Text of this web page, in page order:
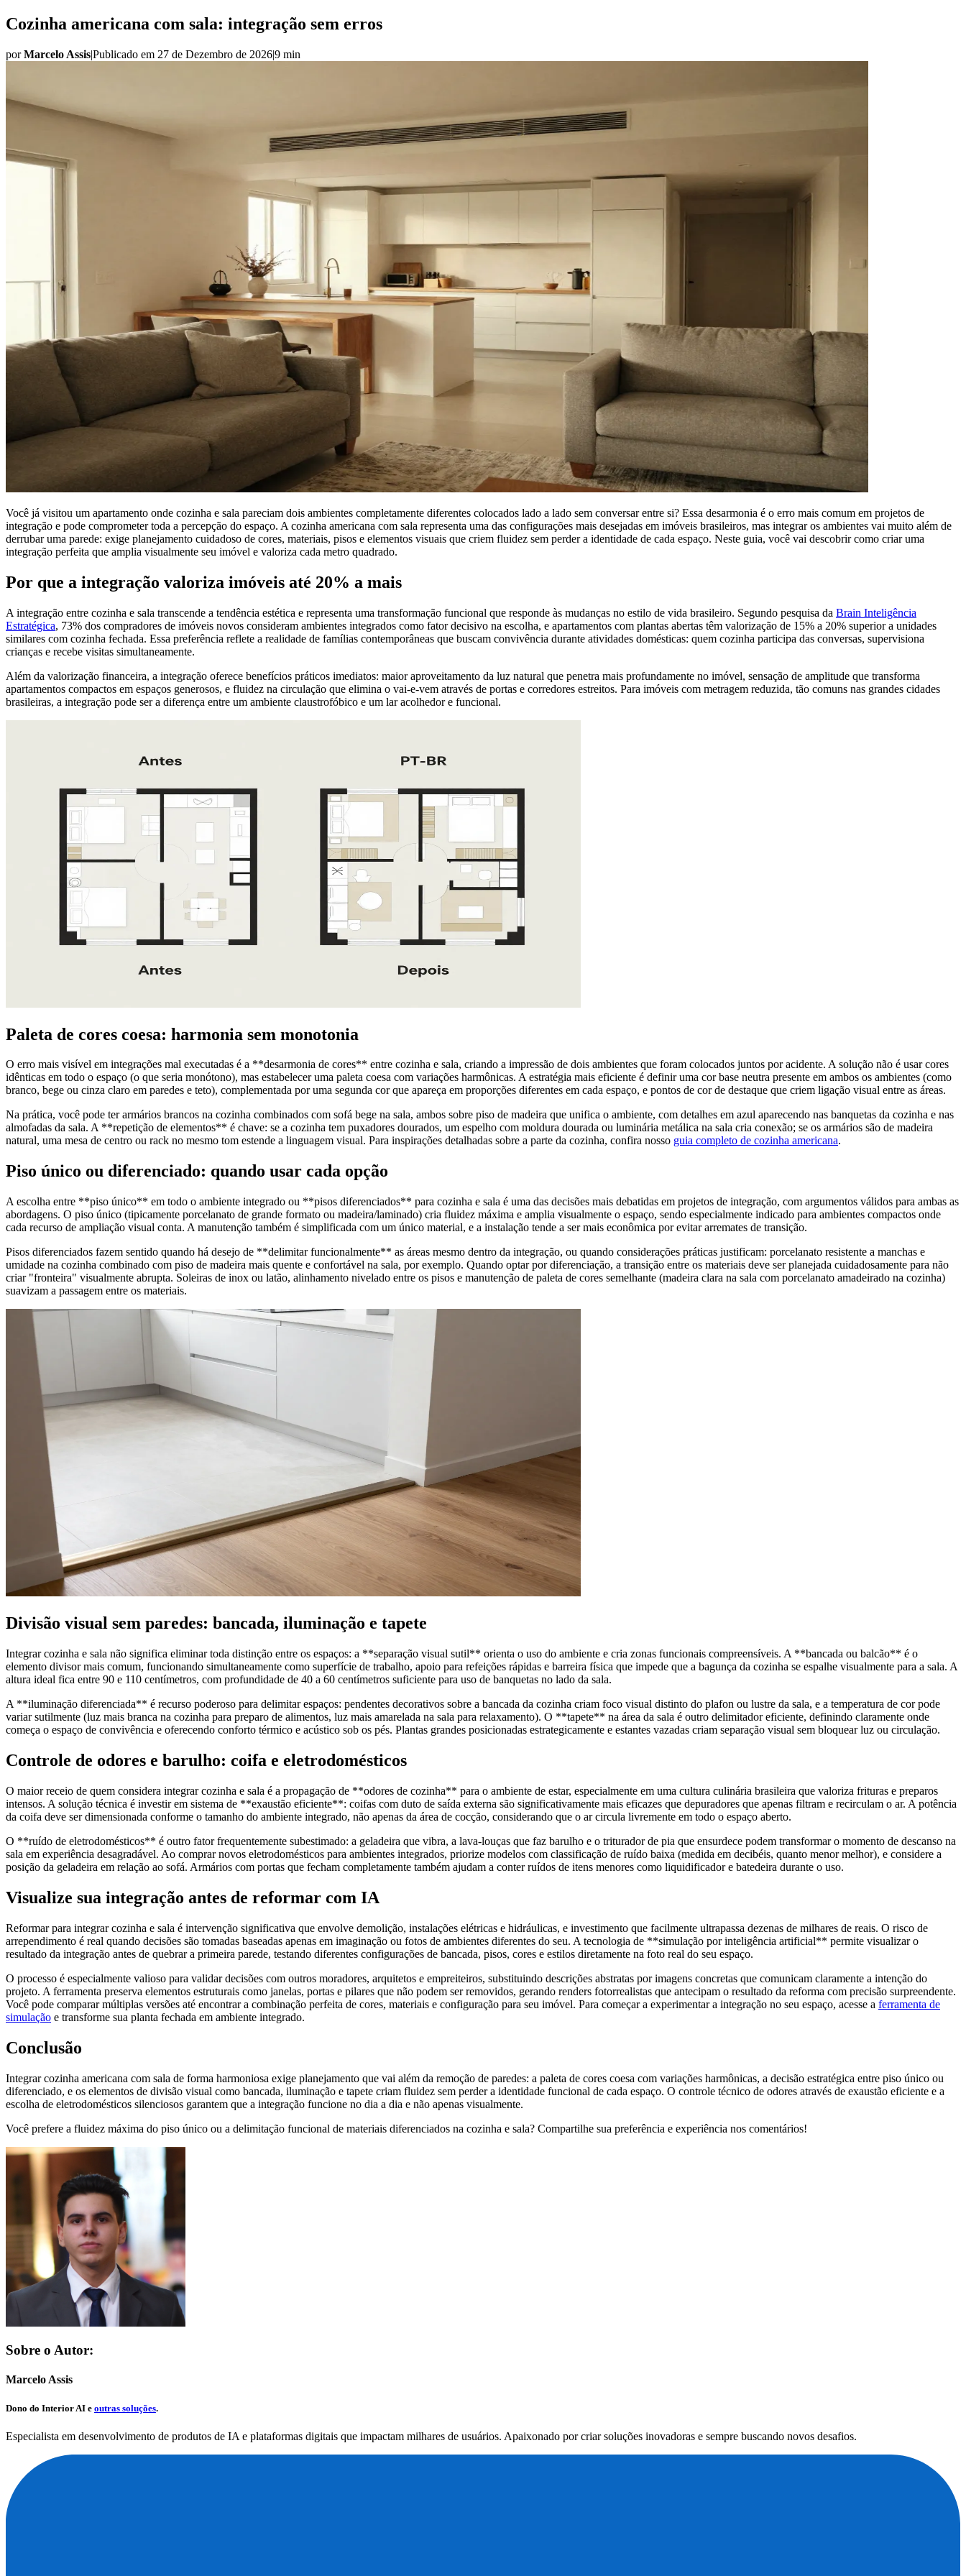
Cozinha americana com sala: integração sem erros
porMarcelo Assis|Publicado em 27 de Dezembro de 2026|9 min
Você já visitou um apartamento onde cozinha e sala pareciam dois ambientes completamente diferentes colocados lado a lado sem conversar entre si? Essa desarmonia é o erro mais comum em projetos de
integração e pode comprometer toda a percepção do espaço. A cozinha americana com sala representa uma das configurações mais desejadas em imóveis brasileiros, mas integrar os ambientes vai muito além de
derrubar uma parede: exige planejamento cuidadoso de cores, materiais, pisos e elementos visuais que criem fluidez sem perder a identidade de cada espaço. Neste guia, você vai descobrir como criar uma
integração perfeita que amplia visualmente seu imóvel e valoriza cada metro quadrado.
Por que a integração valoriza imóveis até 20% a mais
A integração entre cozinha e sala transcende a tendência estética e representa uma transformação funcional que responde às mudanças no estilo de vida brasileiro. Segundo pesquisa da Brain Inteligência
Estratégica, 73% dos compradores de imóveis novos consideram ambientes integrados como fator decisivo na escolha, e apartamentos com plantas abertas têm valorização de 15% a 20% superior a unidades
similares com cozinha fechada. Essa preferência reflete a realidade de famílias contemporâneas que buscam convivência durante atividades domésticas: quem cozinha participa das conversas, supervisiona
crianças e recebe visitas simultaneamente.
Além da valorização financeira, a integração oferece benefícios práticos imediatos: maior aproveitamento da luz natural que penetra mais profundamente no imóvel, sensação de amplitude que transforma
apartamentos compactos em espaços generosos, e fluidez na circulação que elimina o vai-e-vem através de portas e corredores estreitos. Para imóveis com metragem reduzida, tão comuns nas grandes cidades
brasileiras, a integração pode ser a diferença entre um ambiente claustrofóbico e um lar acolhedor e funcional.
Paleta de cores coesa: harmonia sem monotonia
O erro mais visível em integrações mal executadas é a **desarmonia de cores** entre cozinha e sala, criando a impressão de dois ambientes que foram colocados juntos por acidente. A solução não é usar cores
idênticas em todo o espaço (o que seria monótono), mas estabelecer uma paleta coesa com variações harmônicas. A estratégia mais eficiente é definir uma cor base neutra presente em ambos os ambientes (como
branco, bege ou cinza claro em paredes e teto), complementada por uma segunda cor que apareça em proporções diferentes em cada espaço, e pontos de cor de destaque que criem ligação visual entre as áreas.
Na prática, você pode ter armários brancos na cozinha combinados com sofá bege na sala, ambos sobre piso de madeira que unifica o ambiente, com detalhes em azul aparecendo nas banquetas da cozinha e nas
almofadas da sala. A **repetição de elementos** é chave: se a cozinha tem puxadores dourados, um espelho com moldura dourada ou luminária metálica na sala cria conexão; se os armários são de madeira
natural, uma mesa de centro ou rack no mesmo tom estende a linguagem visual. Para inspirações detalhadas sobre a parte da cozinha, confira nosso guia completo de cozinha americana.
Piso único ou diferenciado: quando usar cada opção
A escolha entre **piso único** em todo o ambiente integrado ou **pisos diferenciados** para cozinha e sala é uma das decisões mais debatidas em projetos de integração, com argumentos válidos para ambas as
abordagens. O piso único (tipicamente porcelanato de grande formato ou madeira/laminado) cria fluidez máxima e amplia visualmente o espaço, sendo especialmente indicado para ambientes compactos onde
cada recurso de ampliação visual conta. A manutenção também é simplificada com um único material, e a instalação tende a ser mais econômica por evitar arremates de transição.
Pisos diferenciados fazem sentido quando há desejo de **delimitar funcionalmente** as áreas mesmo dentro da integração, ou quando considerações práticas justificam: porcelanato resistente a manchas e
umidade na cozinha combinado com piso de madeira mais quente e confortável na sala, por exemplo. Quando optar por diferenciação, a transição entre os materiais deve ser planejada cuidadosamente para não
criar "fronteira" visualmente abrupta. Soleiras de inox ou latão, alinhamento nivelado entre os pisos e manutenção de paleta de cores semelhante (madeira clara na sala com porcelanato amadeirado na cozinha)
suavizam a passagem entre os materiais.
Divisão visual sem paredes: bancada, iluminação e tapete
Integrar cozinha e sala não significa eliminar toda distinção entre os espaços: a **separação visual sutil** orienta o uso do ambiente e cria zonas funcionais compreensíveis. A **bancada ou balcão** é o
elemento divisor mais comum, funcionando simultaneamente como superfície de trabalho, apoio para refeições rápidas e barreira física que impede que a bagunça da cozinha se espalhe visualmente para a sala. A
altura ideal fica entre 90 e 110 centímetros, com profundidade de 40 a 60 centímetros suficiente para uso de banquetas no lado da sala.
A **iluminação diferenciada** é recurso poderoso para delimitar espaços: pendentes decorativos sobre a bancada da cozinha criam foco visual distinto do plafon ou lustre da sala, e a temperatura de cor pode
variar sutilmente (luz mais branca na cozinha para preparo de alimentos, luz mais amarelada na sala para relaxamento). O **tapete** na área da sala é outro delimitador eficiente, definindo claramente onde
começa o espaço de convivência e oferecendo conforto térmico e acústico sob os pés. Plantas grandes posicionadas estrategicamente e estantes vazadas criam separação visual sem bloquear luz ou circulação.
Controle de odores e barulho: coifa e eletrodomésticos
O maior receio de quem considera integrar cozinha e sala é a propagação de **odores de cozinha** para o ambiente de estar, especialmente em uma cultura culinária brasileira que valoriza frituras e preparos
intensos. A solução técnica é investir em sistema de **exaustão eficiente**: coifas com duto de saída externa são significativamente mais eficazes que depuradores que apenas filtram e recirculam o ar. A potência
da coifa deve ser dimensionada conforme o tamanho do ambiente integrado, não apenas da área de cocção, considerando que o ar circula livremente em todo o espaço aberto.
O **ruído de eletrodomésticos** é outro fator frequentemente subestimado: a geladeira que vibra, a lava-louças que faz barulho e o triturador de pia que ensurdece podem transformar o momento de descanso na
sala em experiência desagradável. Ao comprar novos eletrodomésticos para ambientes integrados, priorize modelos com classificação de ruído baixa (medida em decibéis, quanto menor melhor), e considere a
posição da geladeira em relação ao sofá. Armários com portas que fecham completamente também ajudam a conter ruídos de itens menores como liquidificador e batedeira durante o uso.
Visualize sua integração antes de reformar com IA
Reformar para integrar cozinha e sala é intervenção significativa que envolve demolição, instalações elétricas e hidráulicas, e investimento que facilmente ultrapassa dezenas de milhares de reais. O risco de
arrependimento é real quando decisões são tomadas baseadas apenas em imaginação ou fotos de ambientes diferentes do seu. A tecnologia de **simulação por inteligência artificial** permite visualizar o
resultado da integração antes de quebrar a primeira parede, testando diferentes configurações de bancada, pisos, cores e estilos diretamente na foto real do seu espaço.
O processo é especialmente valioso para validar decisões com outros moradores, arquitetos e empreiteiros, substituindo descrições abstratas por imagens concretas que comunicam claramente a intenção do
projeto. A ferramenta preserva elementos estruturais como janelas, portas e pilares que não podem ser removidos, gerando renders fotorrealistas que antecipam o resultado da reforma com precisão surpreendente.
Você pode comparar múltiplas versões até encontrar a combinação perfeita de cores, materiais e configuração para seu imóvel. Para começar a experimentar a integração no seu espaço, acesse a ferramenta de
simulação e transforme sua planta fechada em ambiente integrado.
Conclusão
Integrar cozinha americana com sala de forma harmoniosa exige planejamento que vai além da remoção de paredes: a paleta de cores coesa com variações harmônicas, a decisão estratégica entre piso único ou
diferenciado, e os elementos de divisão visual como bancada, iluminação e tapete criam fluidez sem perder a identidade funcional de cada espaço. O controle técnico de odores através de exaustão eficiente e a
escolha de eletrodomésticos silenciosos garantem que a integração funcione no dia a dia e não apenas visualmente.
Você prefere a fluidez máxima do piso único ou a delimitação funcional de materiais diferenciados na cozinha e sala? Compartilhe sua preferência e experiência nos comentários!
Sobre o Autor:
Marcelo Assis
Dono do Interior AI e outras soluções.
Especialista em desenvolvimento de produtos de IA e plataformas digitais que impactam milhares de usuários. Apaixonado por criar soluções inovadoras e sempre buscando novos desafios.